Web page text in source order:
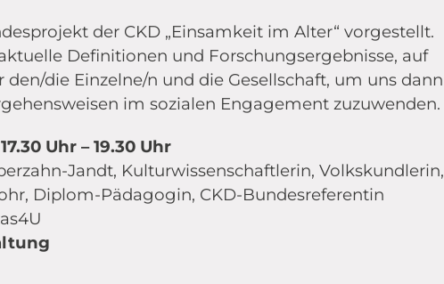
der CKD „Einsamkeit im Alter“ vorgestellt.
Definitionen und Forschungsergebnisse, auf
die Einzelne/n und die Gesellschaft, um uns dann
im sozialen Engagement zuzuwenden.
Uhr – 19.30 Uhr
Jandt, Kulturwissenschaftlerin, Volkskundlerin,
Diplom-Pädagogin, CKD-Bundesreferentin